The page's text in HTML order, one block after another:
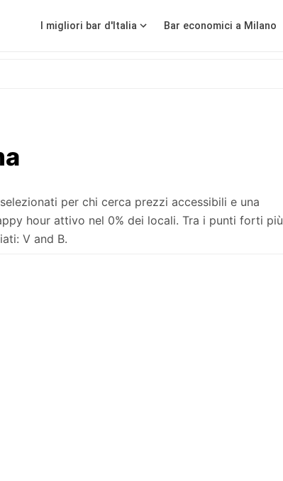
I migliori bar d'Italia Bar economici a Milano
per chi cerca prezzi accessibili e una
hour attivo nel 0% dei locali. Tra i punti forti più
V and B.